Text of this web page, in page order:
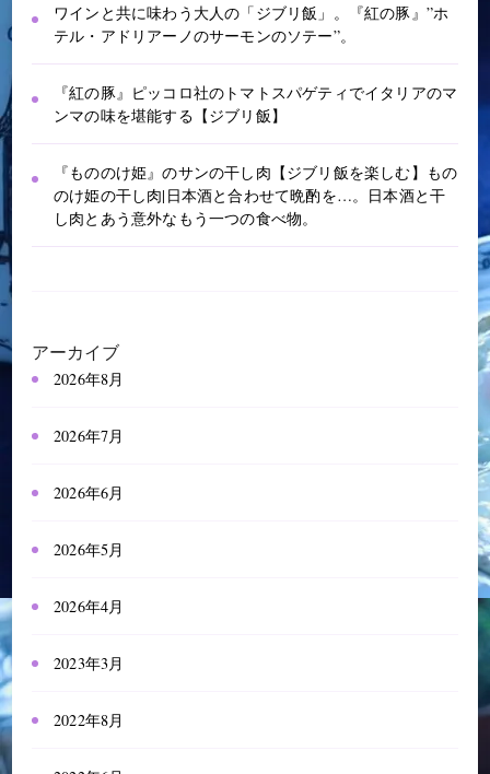
ワインと共に味わう大人の「ジブリ飯」。『紅の豚』”ホ
テル・アドリアーノのサーモンのソテー”。
『紅の豚』ピッコロ社のトマトスパゲティでイタリアのマ
ンマの味を堪能する【ジブリ飯】
『もののけ姫』のサンの干し肉【ジブリ飯を楽しむ】もの
のけ姫の干し肉|日本酒と合わせて晩酌を…。日本酒と干
し肉とあう意外なもう一つの食べ物。
アーカイブ
2026年8月
2026年7月
2026年6月
2026年5月
2026年4月
2023年3月
2022年8月